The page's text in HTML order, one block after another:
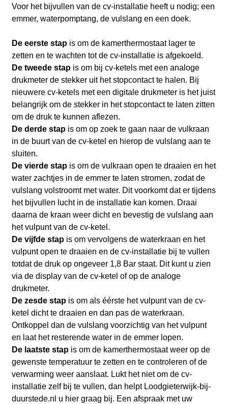
Voor het bijvullen van de cv-installatie heeft u nodig; een
emmer, waterpomptang, de vulslang en een doek.
De eerste stapis om de kamerthermostaat lager te
zetten en te wachten tot de cv-installatie is afgekoeld.
De tweede stapis om bij cv-ketels met een analoge
drukmeter de stekker uit het stopcontact te halen. Bij
nieuwere cv-ketels met een digitale drukmeter is het juist
belangrijk om de stekker in het stopcontact te laten zitten
om de druk te kunnen aflezen.
De derde stapis om op zoek te gaan naar de vulkraan
in de buurt van de cv-ketel en hierop de vulslang aan te
sluiten.
De vierde stapis om de vulkraan open te draaien en het
water zachtjes in de emmer te laten stromen, zodat de
vulslang volstroomt met water. Dit voorkomt dat er tijdens
het bijvullen lucht in de installatie kan komen. Draai
daarna de kraan weer dicht en bevestig de vulslang aan
het vulpunt van de cv-ketel.
De vijfde stapis om vervolgens de waterkraan en het
vulpunt open te draaien en de cv-installatie bij te vullen
totdat de druk op ongeveer 1,8 Bar staat. Dit kunt u zien
via de display van de cv-ketel of op de analoge
drukmeter.
De zesde stapis om als éérste het vulpunt van de cv-
ketel dicht te draaien en dan pas de waterkraan.
Ontkoppel dan de vulslang voorzichtig van het vulpunt
en laat het resterende water in de emmer lopen.
De laatste stapis om de kamerthermostaat weer op de
gewenste temperatuur te zetten en te controleren of de
verwarming weer aanslaat. Lukt het niet om de cv-
installatie zelf bij te vullen, dan helpt Loodgieterwijk-bij-
duurstede.nl u hier graag bij. Een afspraak met uw